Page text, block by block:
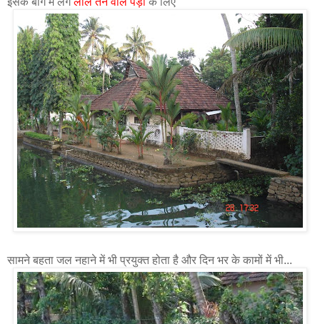
सामने बहता जल नहाने में भी प्रयुक्त होता है और दिन भर के कामों में भी...